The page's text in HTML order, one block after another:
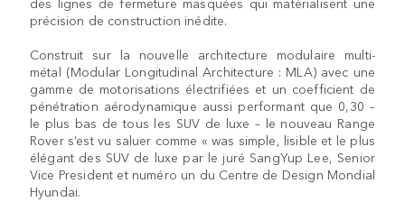
précision de construction inédite.
Construit sur la nouvelle architecture modulaire multi-
métal (Modular Longitudinal Architecture : MLA) avec une
gamme de motorisations électrifiées et un coefficient de
pénétration aérodynamique aussi performant que 0,30 –
le plus bas de tous les SUV de luxe – le nouveau Range
Rover s’est vu saluer comme « was simple, lisible et le plus
élégant des SUV de luxe par le juré SangYup Lee, Senior
Vice President et numéro un du Centre de Design Mondial
Hyundai.